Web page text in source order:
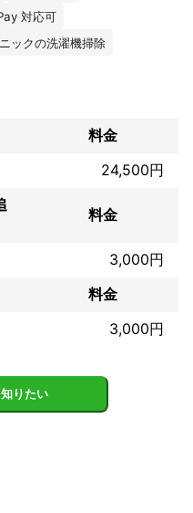
す。
た細やかなメンテナンスが
フォーマンスを実現しまし
した✋️
頂く事もあったりで
て毎日奮闘している次第で
れるサービスでお客様のご
もっと成長していく事が出
め、日々努力しています。
対応可
ックの洗濯機掃除
料金
24,500円
料金
3,000円
料金
3,000円
りたい